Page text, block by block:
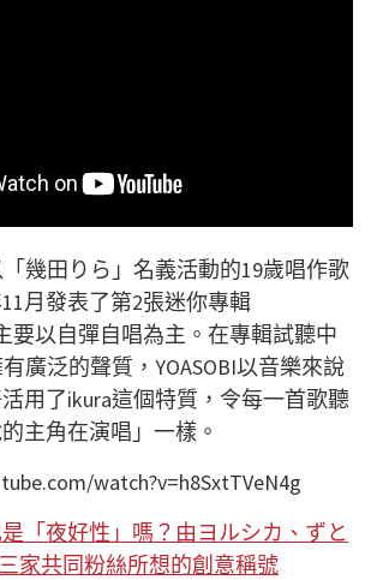
幾田りら」名義活動的19歲唱作歌
月發表了第2張迷你專輯
要以自彈自唱為主。在專輯試聽中
廣泛的聲質，YOASOBI以音樂來說
用了ikura這個特質，令每一首歌聽
主角在演唱」一樣。
watch?v=h8SxtTVeN4g
「夜好性」嗎？由ヨルシカ、ずと
三家共同粉絲所想的創意稱號